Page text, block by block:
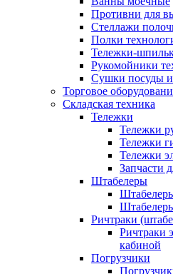
Противни для
Стеллажи
Полки
Тележки-
Рукомойники
Сушки посуды и
Торговое
Складская техника
Тележки
Тележки
Тележки
Тележки
Запчасти
Штабелеры
Ричтраки
Ричтраки
кабиной
Погрузчики